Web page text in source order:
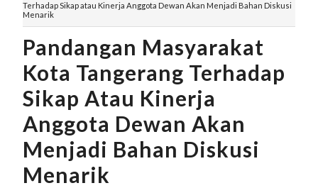
Terhadap Sikap atau Kinerja Anggota Dewan Akan Menjadi Bahan Diskusi
Menarik
Pandangan Masyarakat
Kota Tangerang Terhadap
Sikap Atau Kinerja
Anggota Dewan Akan
Menjadi Bahan Diskusi
Menarik